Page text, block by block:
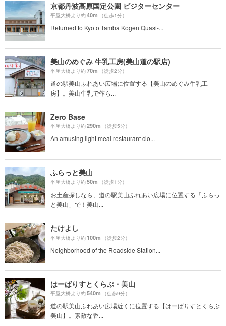
京都丹波高原国定公園 ビジターセンター
平屋大橋より約40m （徒歩1分）
Returned to Kyoto Tamba Kogen Quasi-...
美山のめぐみ 牛乳工房(美山道の駅店)
平屋大橋より約70m （徒歩2分）
道の駅美山ふれあい広場に位置する【美山のめぐみ牛乳工
房】。美山牛乳で作ら...
Zero Base
平屋大橋より約290m （徒歩5分）
An amusing light meal restaurant clo...
ふらっと美山
平屋大橋より約50m （徒歩1分）
お土産探しなら、道の駅美山ふれあい広場に位置する「ふらっ
と美山」で！美山...
たけよし
平屋大橋より約100m （徒歩2分）
Neighborhood of the Roadside Station...
はーばりすとくらぶ・美山
平屋大橋より約540m （徒歩9分）
道の駅美山ふれあい広場近くに位置する【はーばりすとくらぶ
美山】。素敵な香...